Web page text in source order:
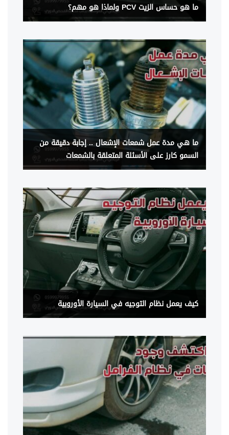
ما هو حساس الزيت PCV ولماذا هو مهم؟
ما هي مدة عمل شمعات الإشعال .. إجابة دقيقة من
السمو كارز على الأسئلة المتعلقة بالشمعات
كيف يعمل نظام التوجيه في السيارة الأوروبية